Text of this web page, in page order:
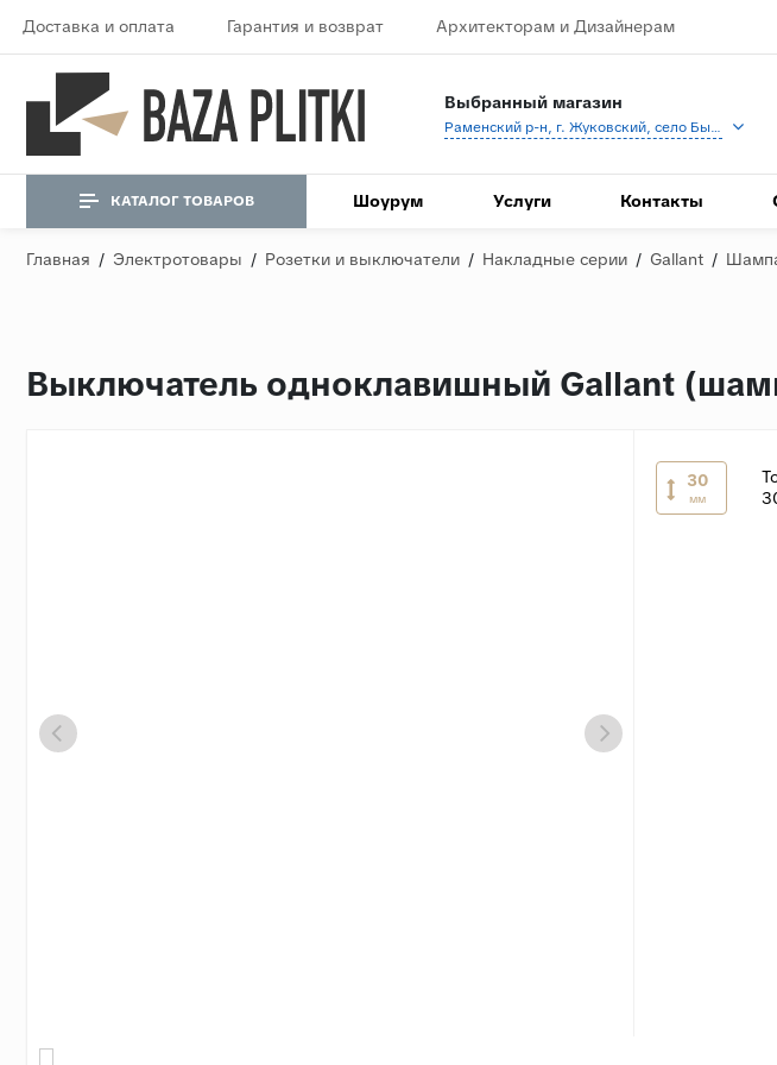
Доставка и оплата Гарантия и возврат Архитекторам и Дизайнерам
Выбранный магазин
Раменский р-н, г. Жуковский, село Быково, кп Спартак, Береговая ул., 1
КАТАЛОГ ТОВАРОВ Шоурум Услуги Контакты
Главная / Электротовары / Розетки и выключатели / Накладные серии / Gallant /
Выключатель одноклавишный Gallant
30
мм